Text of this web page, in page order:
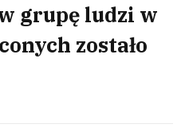
grupę ludzi w
zostało